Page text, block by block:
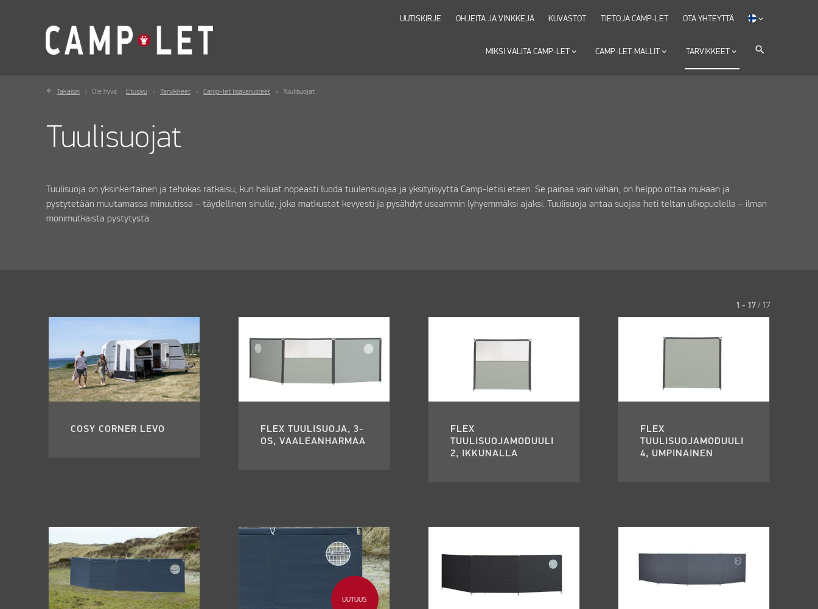
MIKSI VALITA CAMP-LET keyboard_arrow_down CAMP-LET-MALLIT keyboard_arrow_down TARVIKKEETkeyboard_arrow_down search
UUTISKIRJE OHJEITA JA VINKKEJÄ KUVASTOT TIETOJA CAMP-LET OTA YHTEYTTÄ keyboard_arrow_down
Takaisin Ole hyvä: Etusivu Tarvikkeet Camp-let lisävarusteet Tuulisuojat
Tuulisuojat
Tuulisuoja on yksinkertainen ja tehokas ratkaisu, kun haluat nopeasti luoda tuulensuojaa ja yksityisyyttä Camp-letisi eteen. Se painaa vain vähän, on helppo ottaa mukaan ja
pystytetään muutamassa minuutissa – täydellinen sinulle, joka matkustat kevyesti ja pysähdyt useammin lyhyemmäksi ajaksi. Tuulisuoja antaa suojaa heti teltan ulkopuolella – ilman
monimutkaista pystytystä.
1 - 17 / 17
COSY CORNER LEVO
FLEX TUULISUOJA, 3-
OS, VAALEANHARMAA
FLEX
TUULISUOJAMODUULI
2, IKKUNALLA
FLEX
TUULISUOJAMODUULI
4, UMPINAINEN
UUTUUS